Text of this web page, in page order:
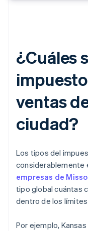
¿Cuáles
ventas
ciudad?
Los tipos del
considerablemente
empresas de
tipo global cuántas
dentro de los
Por ejemplo,